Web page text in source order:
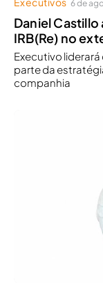
6 de
Daniel
IRB(Re) no
Executivo
parte da
companhia